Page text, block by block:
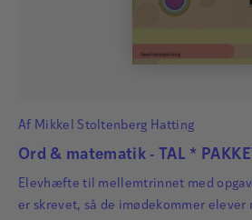
Af Mikkel Stoltenberg Hatting
Ord & matematik - TAL *
Elevhæfte til mellemtrinnet med
er skrevet, så de imødekommer elever